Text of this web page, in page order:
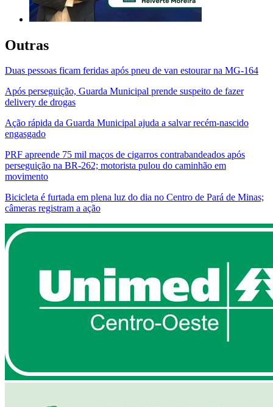
Outras
Duas pessoas ficam feridas após pneu de van estourar na MG-164
Após perseguição, Guarda Municipal prende suspeito de fazer
delivery de drogas
Ação rápida da Guarda Municipal ajuda a salvar recém-nascido
engasgado
PRF apreende 75 mil maços de cigarros contrabandeados após
perseguição na BR-262; motorista pulou do caminhão em
movimento
Bicicleta é furtada em plena luz do dia no Centro de Pará de Minas;
câmeras registram a ação